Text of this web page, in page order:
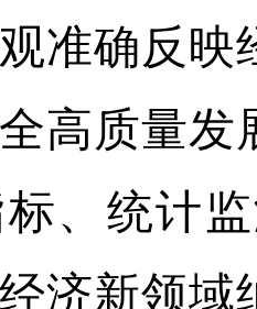
准确反映
高质量发
、统计
济新领域